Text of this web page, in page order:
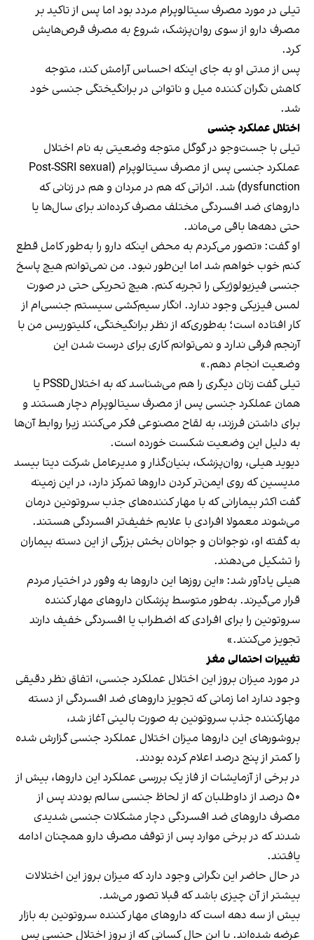
تیلی در مورد مصرف سیتالوپرام مردد بود اما پس از تاکید بر
مصرف دارو از سوی روان‌پزشک، شروع به مصرف قرص‌هایش
کرد.
پس از مدتی او به جای اینکه احساس آرامش کند، متوجه
کاهش نگران کننده میل و ناتوانی در برانگیختگی جنسی خود
شد.
اختلال عملکرد جنسی
تیلی با جست‌وجو در گوگل متوجه وضعیتی به نام اختلال
عملکرد جنسی پس از مصرف سیتالوپرام (Post-SSRI sexual
dysfunction) شد. اثراتی که هم در مردان و هم در زنانی که
داروهای ضد افسردگی مختلف مصرف کرده‌اند برای سال‌ها یا
حتی دهه‌ها باقی می‌ماند.
او گفت: «تصور می‌کردم به محض اینکه دارو را به‌طور کامل قطع
کنم خوب خواهم شد اما این‌طور نبود. من نمی‌توانم هیچ پاسخ
جنسی فیزیولوژیکی را تجربه کنم. هیچ تحریکی حتی در صورت
لمس فیزیکی وجود ندارد. انگار سیم‌کشی سیستم جنسی‌ام از
کار افتاده است؛ به‌طوری‌که از نظر برانگیختگی، کلیتوریس من با
آرنجم فرقی ندارد و نمی‌توانم کاری برای درست شدن این
وضعیت انجام دهم.»
تیلی گفت زنان دیگری را هم می‌شناسد که به اختلالPSSD یا
همان عملکرد جنسی پس از مصرف سیتالوپرام دچار هستند و
برای داشتن فرزند، به لقاح مصنوعی فکر می‌کنند زیرا روابط آن‌ها
به دلیل این وضعیت شکست خورده است.
دیوید هیلی، روان‌پزشک، بنیان‌گذار و مدیرعامل شرکت دیتا بیسد
مدیسین که روی ایمن‌تر کردن داروها تمرکز دارد، در این زمینه
گفت اکثر بیمارانی که با مهار کننده‌های جذب سروتونین درمان
می‌شوند معمولا افرادی با علایم خفیف‌تر افسردگی هستند.
به گفته او، نوجوانان و جوانان بخش بزرگی از این دسته بیماران
را تشکیل می‌دهند.
هیلی یادآور شد: «این روزها این داروها به وفور در اختیار مردم
قرار می‌گیرند. به‌طور متوسط پزشکان داروها‌ی مهار کننده
سروتونین را برای افرادی که اضطراب یا افسردگی خفیف دارند
تجویز می‌کنند.»
تغییرات احتمالی مغز
در مورد میزان بروز این اختلال عملکرد جنسی، اتفاق نظر دقیقی
وجود ندارد اما زمانی که تجویز داروهای ضد افسردگی از دسته
مهارکننده جذب سروتونین به صورت بالینی آغاز شد،
بروشورهای این داروها میزان اختلال عملکرد جنسی گزارش شده
را کمتر از پنج درصد اعلام کرده بودند.
در برخی ازآزمایشات از فاز یک بررسی عملکرد این داروها، بیش از
۵۰ درصد از داوطلبان که از لحاظ جنسی سالم بودند پس از
مصرف داروهای ضد افسردگی دچار مشکلات جنسی شدیدی
شدند که در برخی موارد پس از توقف مصرف دارو همچنان ادامه
یافتند.
در حال حاضر این نگرانی وجود دارد که میزان بروز این اختلالات
بیشتر از آن چیزی باشد که قبلا تصور می‌شد.
بیش از سه دهه است که داروهای مهار کننده سروتونین به بازار
عرضه شده‌اند. با این حال کسانی که از بروز اختلال جنسی پس